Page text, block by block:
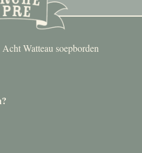
Acht Watteau soepborden